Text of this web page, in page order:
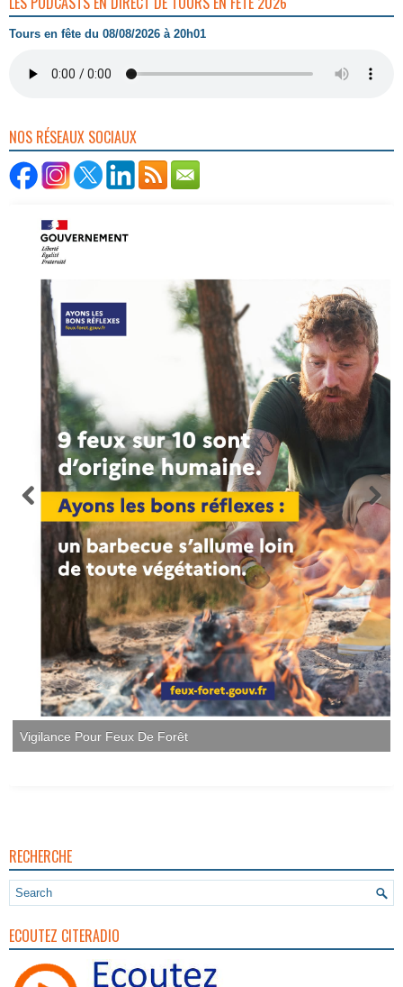
Tours en fête du 08/08/2026 à 20h01
NOS RÉSEAUX SOCIAUX
Vigilance Pour Feux De Forêt
RECHERCHE
ECOUTEZ CITERADIO